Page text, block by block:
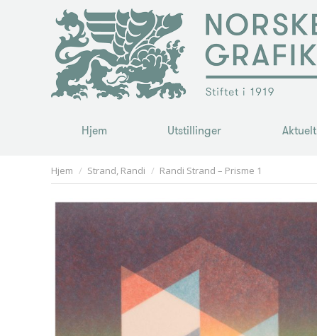
Hjem Utstillinger Aktuelt
You are here:
Hjem Strand, Randi Randi Strand – Prisme 1
Hjem Utstillinger Aktuelt